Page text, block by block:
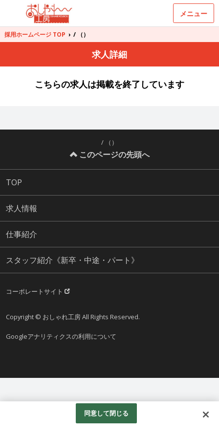
メニュー
採用ホームページ TOP › / （）
求人詳細
こちらの求人は掲載を終了しています
/ （）
このページの先頭へ
TOP
求人情報
仕事紹介
スタッフ紹介《新卒・中途・パート》
コーポレートサイト
Copyright © おしゃれ工房 All Rights Reserved.
Googleアナリティクスの利用について
同意して閉じる